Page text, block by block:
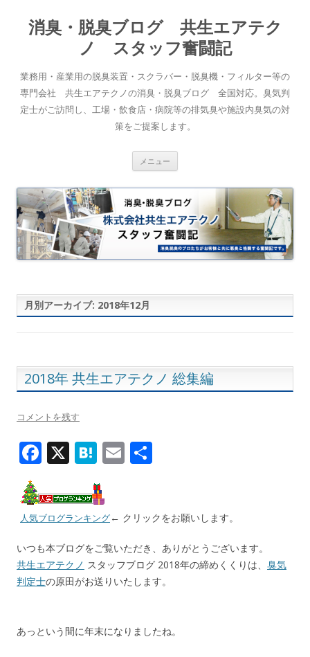
消臭・脱臭ブログ 共生エアテク
ノ スタッフ奮闘記
業務用・産業用の脱臭装置・スクラバー・脱臭機・フィルター等の
専門会社 共生エアテクノの消臭・脱臭ブログ 全国対応。臭気判
定士がご訪問し、工場・飲食店・病院等の排気臭や施設内臭気の対
策をご提案します。
メニュー
月別アーカイブ: 2018年12月
2018年 共生エアテクノ 総集編
コメントを残す
F
e
b
o
o
k
X H
e
n
a
E
l
人気ブログランキング← クリックをお願いします。
いつも本ブログをご覧いただき、ありがとうございます。
共生エアテクノ スタッフブログ 2018年の締めくくりは、 臭気
判定士の原田がお送りいたします。
あっという間に年末になりましたね。